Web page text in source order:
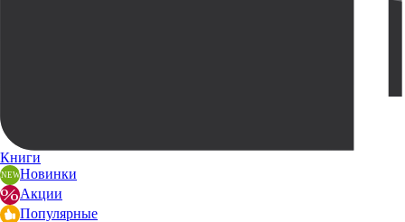
Книги
Новинки
Акции
Популярные